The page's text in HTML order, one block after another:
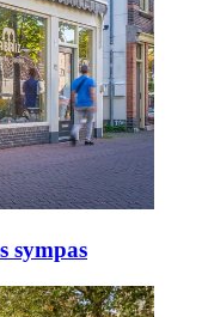
sympas